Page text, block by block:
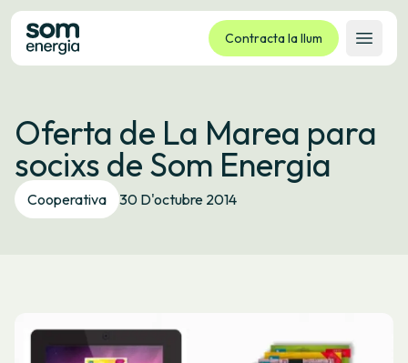
Contracta la llum
Obrir
Tarifes
Serveis
Empreses
La cooperativa
Idioma: ES CA GL EU
Oferta de La Marea para
socixs de Som Energia
Cooperativa 30 D'octubre 2014